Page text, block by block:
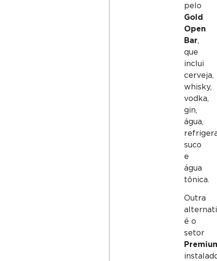
pelo
Gold
Open
Bar,
que
inclui
cerveja,
whisky,
vodka,
gin,
água,
suco
e
água
tônica.
Outra
é o
setor